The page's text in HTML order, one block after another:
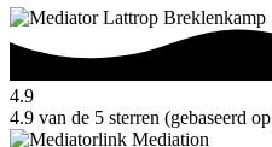
4.9
4.9 van de 5 sterren (gebaseerd op